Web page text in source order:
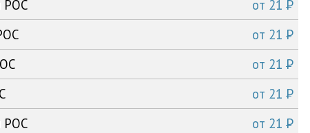
от 21P
РОС
от 21P
от 21P
от 21P
от 21P
РОС